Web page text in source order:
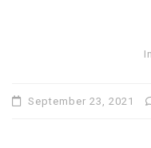
In
September 23, 2021